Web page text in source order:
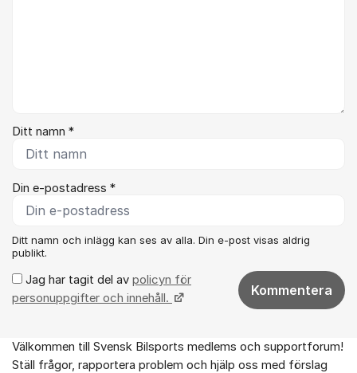
Ditt namn *
Din e-postadress *
Ditt namn och inlägg kan ses av alla. Din e-post visas aldrig
publikt.
Jag har tagit del av policyn för
personuppgifter och innehåll.
Kommentera
Om forumet
Välkommen till Svensk Bilsports medlems och supportforum!
Ställ frågor, rapportera problem och hjälp oss med förslag